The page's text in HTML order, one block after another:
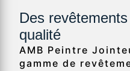
Des
qualité
AMB Peintre
gamme de